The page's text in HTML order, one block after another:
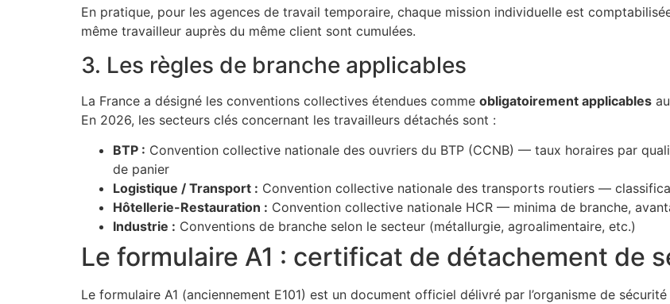
En pratique, pour les agences de travail temporaire, chaque mission individuelle est
même travailleur auprès du même client sont cumulées.
3. Les règles de branche applicables
La France a désigné les conventions collectives étendues comme obligatoirement applicables
En 2026, les secteurs clés concernant les travailleurs détachés sont :
BTP : Convention collective nationale des ouvriers du BTP (CCNB) — taux horaires par
de panier
Logistique / Transport : Convention collective nationale des transports routiers —
Hôtellerie-Restauration : Convention collective nationale HCR — minima de branche,
Industrie : Conventions de branche selon le secteur (métallurgie, agroalimentaire, etc.)
Le formulaire A1 : certificat de détachement de
Le formulaire A1 (anciennement E101) est un document officiel délivré par l’organisme de